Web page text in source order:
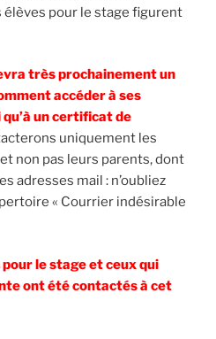
pour le stage figurent
très prochainement un
accéder à ses
un certificat de
uniquement les
non pas leurs parents, dont
adresses mail : n’oubliez
« Courrier indésirable
le stage et ceux qui
ont été contactés à cet